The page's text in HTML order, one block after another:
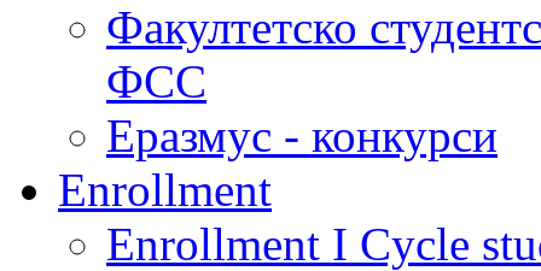
Факултетско
ФСС
Еразмус - конкурси
Enrollment
Enrollment I Cycle